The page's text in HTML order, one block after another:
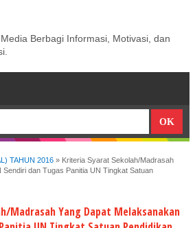
Berbagi Informasi, Motivasi, dan
TAHUN 2016 » Kriteria Syarat Sekolah/Madrasah
dan Tugas Panitia UN Tingkat Satuan
Madrasah Yang Dapat Melaksanakan